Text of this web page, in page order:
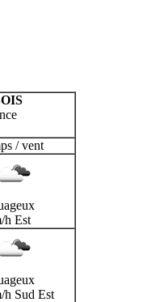
/ vent
h Est
h Sud Est